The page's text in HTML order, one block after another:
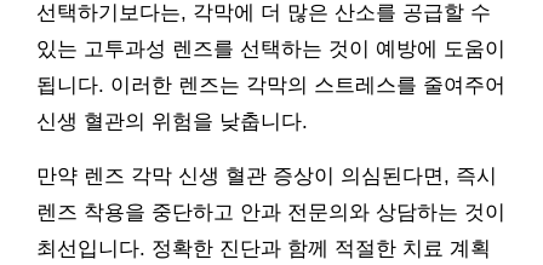
선택하기보다는, 각막에 더 많은 산소를 공급할 수
있는 고투과성 렌즈를 선택하는 것이 예방에 도움이
됩니다. 이러한 렌즈는 각막의 스트레스를 줄여주어
신생 혈관의 위험을 낮춥니다.
만약 렌즈 각막 신생 혈관 증상이 의심된다면, 즉시
렌즈 착용을 중단하고 안과 전문의와 상담하는 것이
최선입니다. 정확한 진단과 함께 적절한 치료 계획